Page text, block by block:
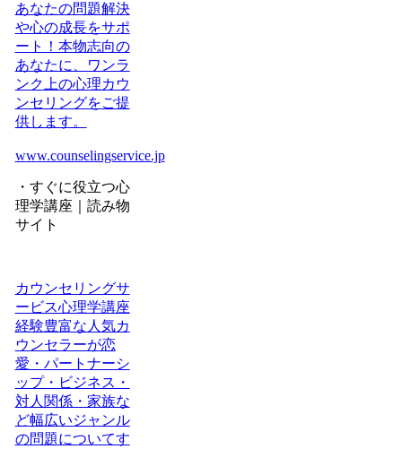
あなたの問題解決
や心の成長をサポ
ート！本物志向の
あなたに、ワンラ
ンク上の心理カウ
ンセリングをご提
供します。
www.counselingservice.jp
・すぐに役立つ心
理学講座｜読み物
サイト
カウンセリングサ
ービス心理学講座
経験豊富な人気カ
ウンセラーが恋
愛・パートナーシ
ップ・ビジネス・
対人関係・家族な
ど幅広いジャンル
の問題についてす